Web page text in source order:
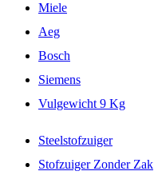
Miele
Aeg
Bosch
Siemens
Vulgewicht 9 Kg
Steelstofzuiger
Stofzuiger Zonder Zak